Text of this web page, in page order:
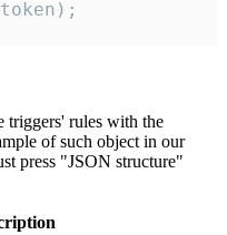
triggers' rules with the
of such object in our
press "JSON structure"